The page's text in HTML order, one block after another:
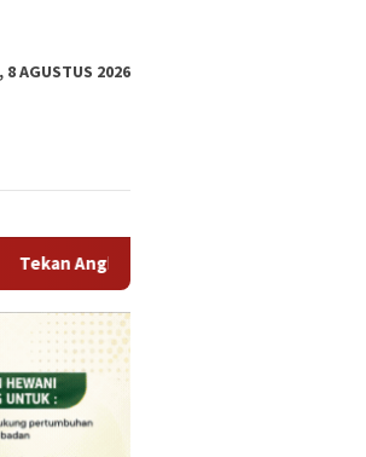
8 AGUSTUS 2026
dan Pernikahan Dini, Pemda Parigi